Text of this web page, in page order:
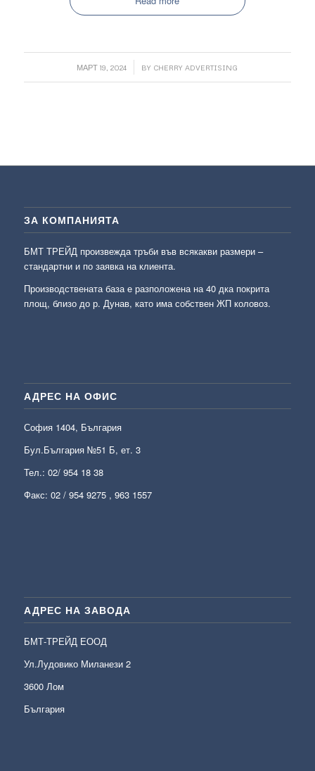
МАРТ 19, 2024
/ BY CHERRY ADVERTISING
ЗА КОМПАНИЯТА
БМТ ТРЕЙД произвежда тръби във всякакви размери –
стандартни и по заявка на клиента.
Производствената база е разположена на 40 дка покрита
площ, близо до р. Дунав, като има собствен ЖП коловоз.
АДРЕС НА ОФИС
София 1404, България
Бул.България №51 Б, ет. 3
Тел.: 02/ 954 18 38
Факс: 02 / 954 9275 , 963 1557
АДРЕС НА ЗАВОДА
БМТ-ТРЕЙД ЕООД
Ул.Лудовико Миланези 2
3600 Лом
България